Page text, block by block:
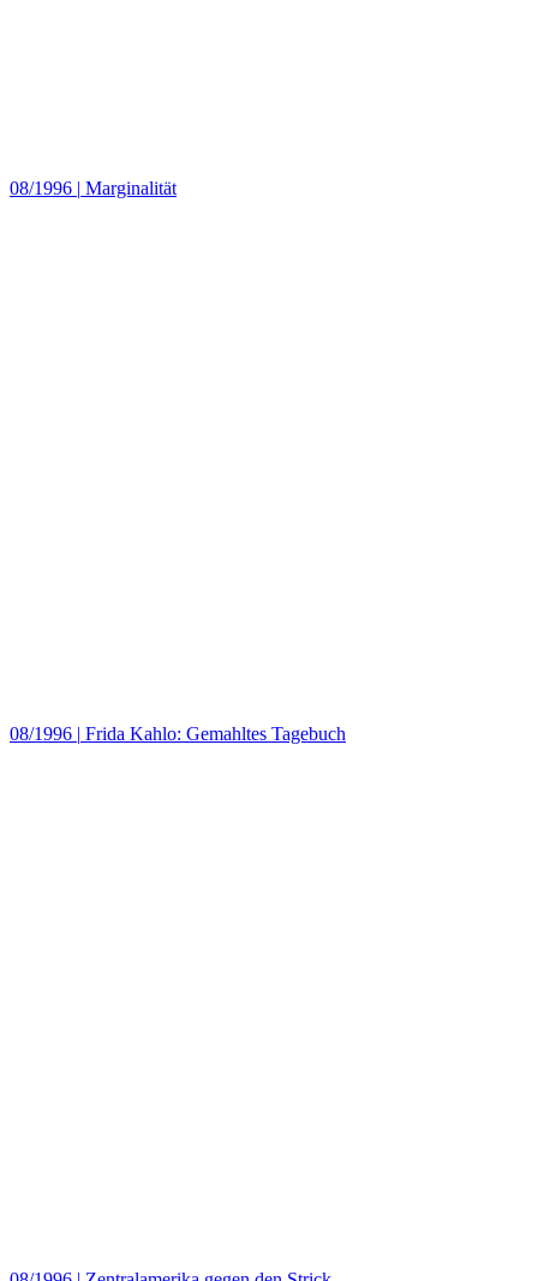
08/1996 | Marginalität
08/1996 | Frida Kahlo: Gemahltes Tagebuch